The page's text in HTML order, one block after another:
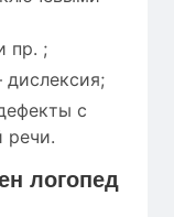
пр. ;
с
речи.
логопед